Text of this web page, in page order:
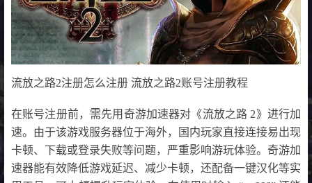
流放之路2注册怎么注册 流放之路2账号注册教程
在账号注册前，需先用奇游加速器对《流放之路 2》进行加
速。由于该游戏服务器位于海外，国内玩家直接连接易出现
卡顿、下载或登录失败等问题，严重影响游玩体验。奇游加
速器能有效降低游戏延迟、减少卡顿，还配备一键汉化等实